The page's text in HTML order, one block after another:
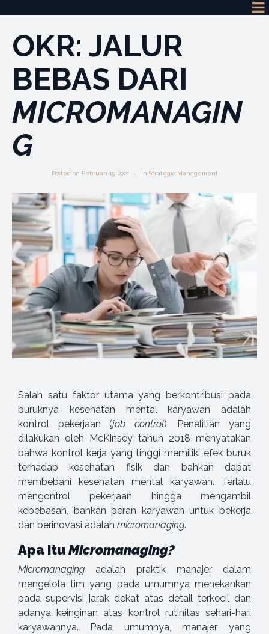
OKR: JALUR
BEBAS DARI
MICROMANAGIN
G
Posted on Februari 15, 2021 In Strategic Management
Salah satu faktor utama yang berkontribusi pada
buruknya kesehatan mental karyawan adalah
kontrol pekerjaan (job control). Penelitian yang
dilakukan oleh McKinsey tahun 2018 menyatakan
bahwa kontrol kerja yang tinggi memiliki efek buruk
terhadap kesehatan fisik dan bahkan dapat
membebani kesehatan mental karyawan. Terlalu
mengontrol pekerjaan hingga mengambil
kebebasan, bahkan peran karyawan untuk bekerja
dan berinovasi adalah micromanaging.
Apa ituMicromanaging?
Micromanaging adalah praktik manajer dalam
mengelola tim yang pada umumnya menekankan
pada supervisi jarak dekat atas detail terkecil dan
adanya keinginan atas kontrol rutinitas sehari-hari
karyawannya. Pada umumnya, manajer yang